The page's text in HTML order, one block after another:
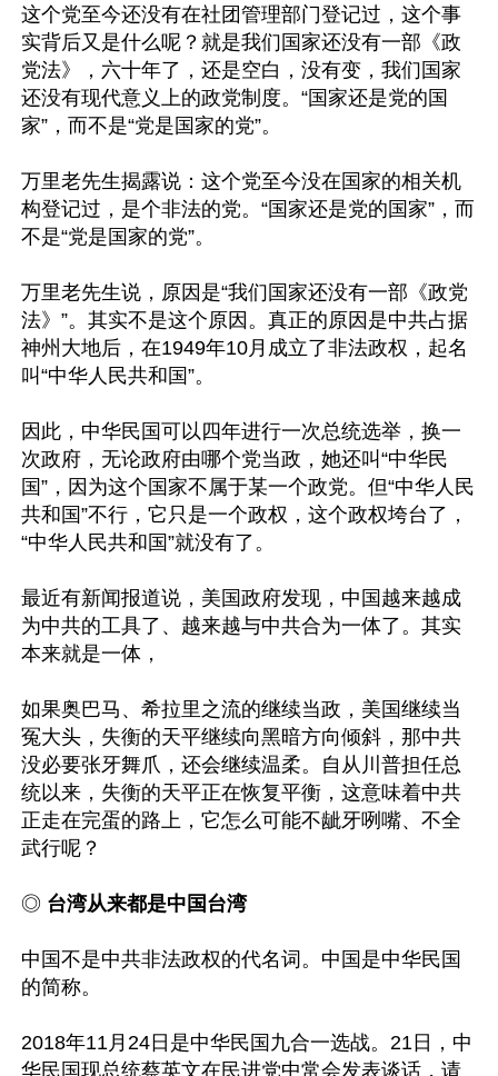
这个党至今还没有在社团管理部门登记过，这个事
实背后又是什么呢？就是我们国家还没有一部《政
党法》，六十年了，还是空白，没有变，我们国家
还没有现代意义上的政党制度。“国家还是党的国
家”，而不是“党是国家的党”。
万里老先生揭露说：这个党至今没在国家的相关机
构登记过，是个非法的党。“国家还是党的国家”，而
不是“党是国家的党”。
万里老先生说，原因是“我们国家还没有一部《政党
法》”。其实不是这个原因。真正的原因是中共占据
神州大地后，在1949年10月成立了非法政权，起名
叫“中华人民共和国”。
因此，中华民国可以四年进行一次总统选举，换一
次政府，无论政府由哪个党当政，她还叫“中华民
国”，因为这个国家不属于某一个政党。但“中华人民
共和国”不行，它只是一个政权，这个政权垮台了，
“中华人民共和国”就没有了。
最近有新闻报道说，美国政府发现，中国越来越成
为中共的工具了、越来越与中共合为一体了。其实
本来就是一体，
如果奥巴马、希拉里之流的继续当政，美国继续当
冤大头，失衡的天平继续向黑暗方向倾斜，那中共
没必要张牙舞爪，还会继续温柔。自从川普担任总
统以来，失衡的天平正在恢复平衡，这意味着中共
正走在完蛋的路上，它怎么可能不龇牙咧嘴、不全
武行呢？
◎ 台湾从来都是中国台湾
中国不是中共非法政权的代名词。中国是中华民国
的简称。
2018年11月24日是中华民国九合一选战。21日，中
华民国现总统蔡英文在民进党中常会发表谈话，请